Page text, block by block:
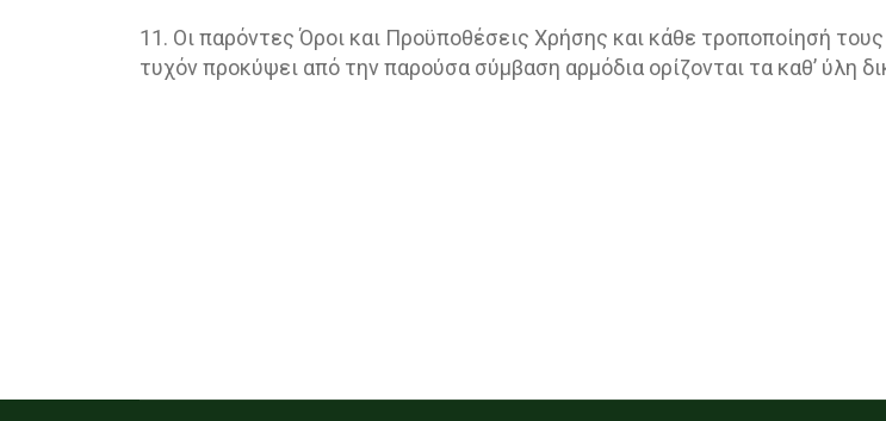
11. Οι παρόντες Όροι και Προϋποθέσεις Χρήσης και κάθε τροποποίησή
τυχόν προκύψει από την παρούσα σύμβαση αρμόδια ορίζονται τα καθ’ ύλη